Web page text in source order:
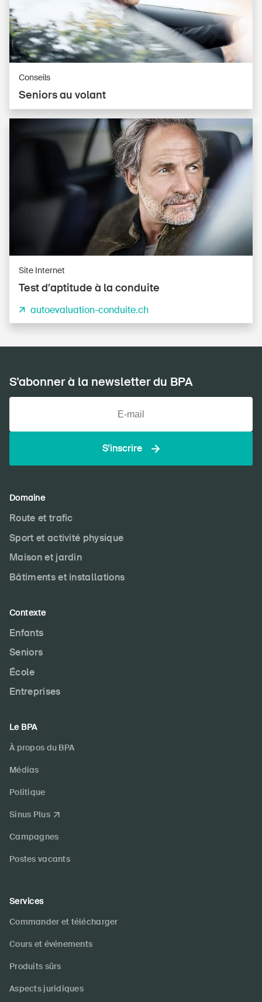
Seniors au volant
Conseils
Test d’aptitude à la conduite
Site Internet
autoevaluation-conduite.ch
S'abonner à la newsletter du BPA
S'inscrire
Domaine
Route et trafic
Sport et activité physique
Maison et jardin
Bâtiments et installations
Contexte
Enfants
Seniors
École
Entreprises
Le BPA
À propos du BPA
Médias
Politique
Sinus Plus
Campagnes
Postes vacants
Services
Commander et télécharger
Cours et événements
Produits sûrs
Aspects juridiques